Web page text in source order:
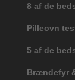
8 af de
Pilleovn
5 af de
Brændefyr